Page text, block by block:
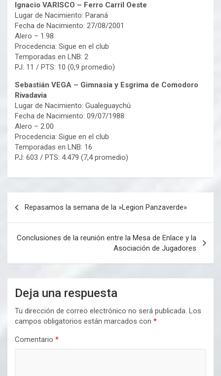
Ignacio VARISCO – Ferro Carril Oeste
Lugar de Nacimiento: Paraná
Fecha de Nacimiento: 27/08/2001
Alero – 1.98
Procedencia: Sigue en el club
Temporadas en LNB: 2
PJ: 11 / PTS: 10 (0,9 promedio)
Sebastián VEGA – Gimnasia y Esgrima de Comodoro
Rivadavia
Lugar de Nacimiento: Gualeguaychú
Fecha de Nacimiento: 09/07/1988
Alero – 2.00
Procedencia: Sigue en el club
Temporadas en LNB: 16
PJ: 603 / PTS: 4.479 (7,4 promedio)
entradas
Repasamos la semana de la »Legion Panzaverde»
Conclusiones de la reunión entre la Mesa de Enlace y la
Asociación de Jugadores
Deja una respuesta
Tu dirección de correo electrónico no será publicada. Los
campos obligatorios están marcados con *
Comentario *